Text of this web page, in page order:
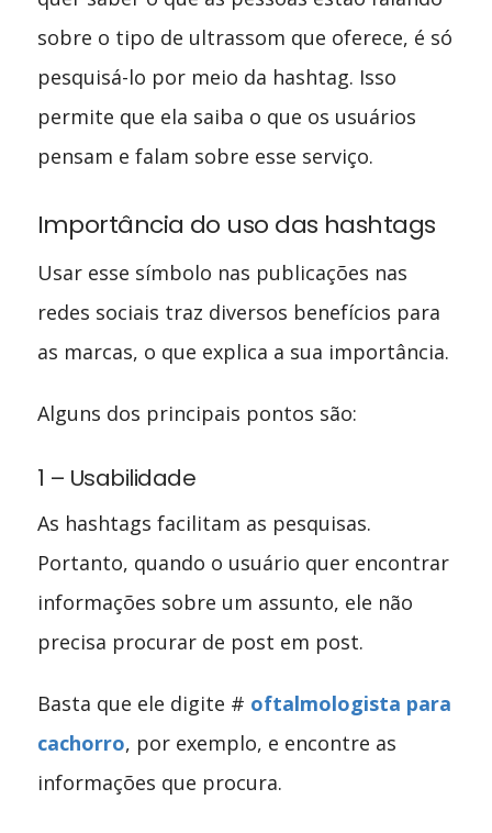
sobre o tipo de ultrassom que oferece, é só
pesquisá-lo por meio da hashtag. Isso
permite que ela saiba o que os usuários
pensam e falam sobre esse serviço.
Importância do uso das hashtags
Usar esse símbolo nas publicações nas
redes sociais traz diversos benefícios para
as marcas, o que explica a sua importância.
Alguns dos principais pontos são:
1 – Usabilidade
As hashtags facilitam as pesquisas.
Portanto, quando o usuário quer encontrar
informações sobre um assunto, ele não
precisa procurar de post em post.
Basta que ele digite # oftalmologista para
cachorro, por exemplo, e encontre as
informações que procura.